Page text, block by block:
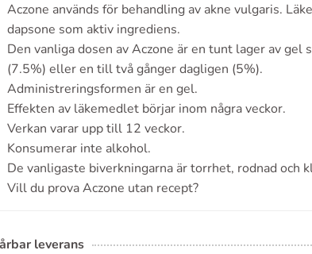
Aczone används för behandling av akne vulgaris.
dapsone som aktiv ingrediens.
Den vanliga dosen av Aczone är en tunt lager av gel
(7.5%) eller en till två gånger dagligen (5%).
Administreringsformen är en gel.
Effekten av läkemedlet börjar inom några veckor.
Verkan varar upp till 12 veckor.
Konsumerar inte alkohol.
De vanligaste biverkningarna är torrhet, rodnad och
Vill du prova Aczone utan recept?
leverans